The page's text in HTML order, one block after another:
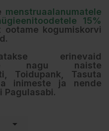
menstruaalanumatele
15%
ootame kogumiskorvi
erinevaid
nagu naiste
Toidupank, Tasuta
inimeste ja nende
Pagulasabi.
